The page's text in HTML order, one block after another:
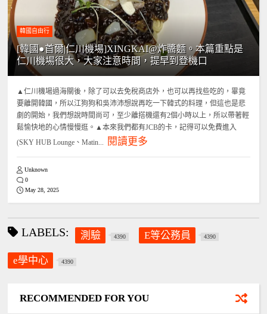
韓國自由行
[韓國●首爾|仁川機場]XINGKAI@炸醬麵。本篇重點是
仁川機場很大，大家注意時間，提早到登機口
▲仁川機場過海關後，除了可以去免稅商店外，也可以再找些吃的，畢竟
要離開韓國，所以江狗狗和吳沛沛想說再吃一下韓式的料理，但這也是悲
劇的開始，我們想說時間尚可，至少離搭機還有2個小時以上，所以帶著輕
鬆愉快地的心情慢慢逛。▲本來我們都有JCB的卡，記得可以免費進入
(SKY HUB Lounge、Matin...
閱讀更多
Unknown
0
May 28, 2025
LABELS: 測驗 4390 E等公務員 4390
e學中心 4390
RECOMMENDED FOR YOU